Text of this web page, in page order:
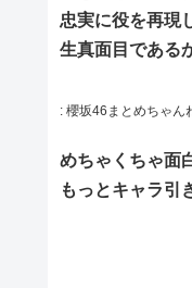
忠実に役を再現
生真面目である
: 櫻坂46まとめちゃん
めちゃくちゃ面
もっとキャラ引